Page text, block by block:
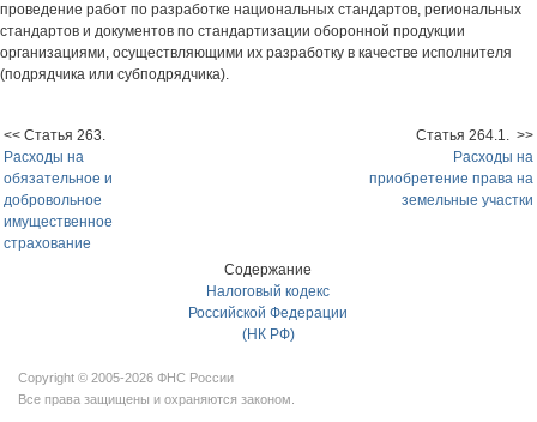
проведение работ по разработке национальных стандартов, региональных
стандартов и документов по стандартизации оборонной продукции
организациями, осуществляющими их разработку в качестве исполнителя
(подрядчика или субподрядчика).
<< Статья 263.
Расходы на
обязательное и
добровольное
имущественное
страхование
Статья 264.1. >>
Расходы на
приобретение права на
земельные участки
Содержание
Налоговый кодекс
Российской Федерации
(НК РФ)
Copyright © 2005-2026 ФНС России
Все права защищены и охраняются законом.